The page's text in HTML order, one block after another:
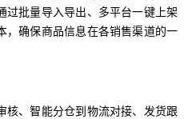
过批量导入导出、多平台一键上架
，确保商品信息在各销售渠道的一
核、智能分仓到物流对接、发货跟